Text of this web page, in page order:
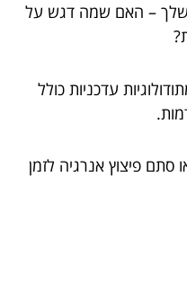
שלך – האם שמה דגש על
עדכניות כולל
סתם פיצוץ אנרגיה לזמן